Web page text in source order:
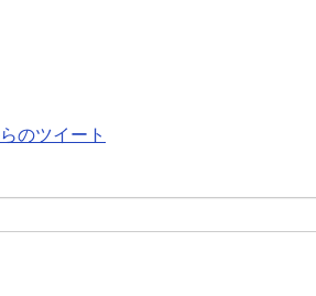
のツイート